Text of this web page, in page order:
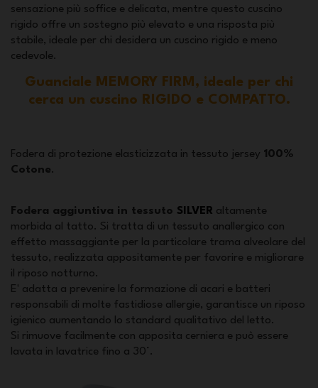
sensazione più soffice e delicata, mentre questo cuscino
rigido offre un sostegno più elevato e una risposta più
stabile, ideale per chi desidera un cuscino rigido e meno
cedevole.
Guanciale MEMORY FIRM, ideale per chi
cerca un cuscino RIGIDO e COMPATTO.
Fodera di protezione elasticizzata in tessuto jersey 100%
Cotone.
Fodera aggiuntiva in tessuto SILVER altamente
morbida al tatto. Si tratta di un tessuto anallergico con
effetto massaggiante per la particolare trama alveolare del
tessuto, realizzata appositamente per favorire e migliorare
il riposo notturno.
E' adatta a prevenire la formazione di acari e batteri
responsabili di molte fastidiose allergie, garantisce un riposo
igienico aumentando lo standard qualitativo del letto.
Si rimuove facilmente con apposita cerniera e può essere
lavata in lavatrice fino a 30°.